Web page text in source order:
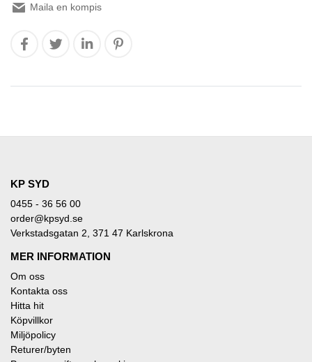
Maila en kompis
KP SYD
0455 - 36 56 00
order@kpsyd.se
Verkstadsgatan 2, 371 47 Karlskrona
MER INFORMATION
Om oss
Kontakta oss
Hitta hit
Köpvillkor
Miljöpolicy
Returer/byten